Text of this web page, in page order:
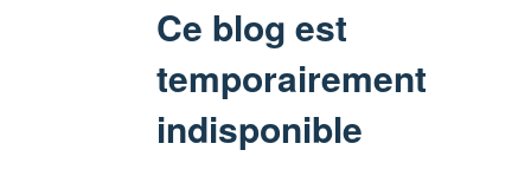
Ce blog est
temporairement
indisponible